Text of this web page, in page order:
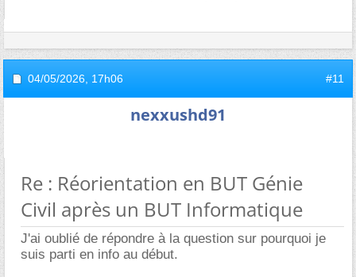
04/05/2026, 17h06 #11
nexxushd91
Re : Réorientation en BUT Génie
Civil après un BUT Informatique
J'ai oublié de répondre à la question sur pourquoi je
suis parti en info au début.